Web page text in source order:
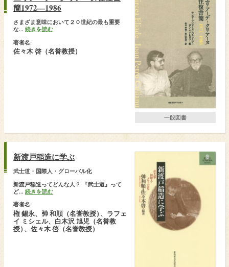
簡1972—1986
さまざま意味において２０世紀の最も重要
な...続きを読む
著者名:
佐々木 啓（名誉教授）
一般図書
新渡戸稲造に学ぶ
武士道・国際人・グローバル化
新渡戸稲造ってどんな人？ 『武士道』って
ど...続きを読む
著者名:
権 錫永、𢎭 和順（名誉教授） 、ラフェ
イ ミシェル、白木沢 旭児（名誉教
授） 、佐々木 啓（名誉教授）